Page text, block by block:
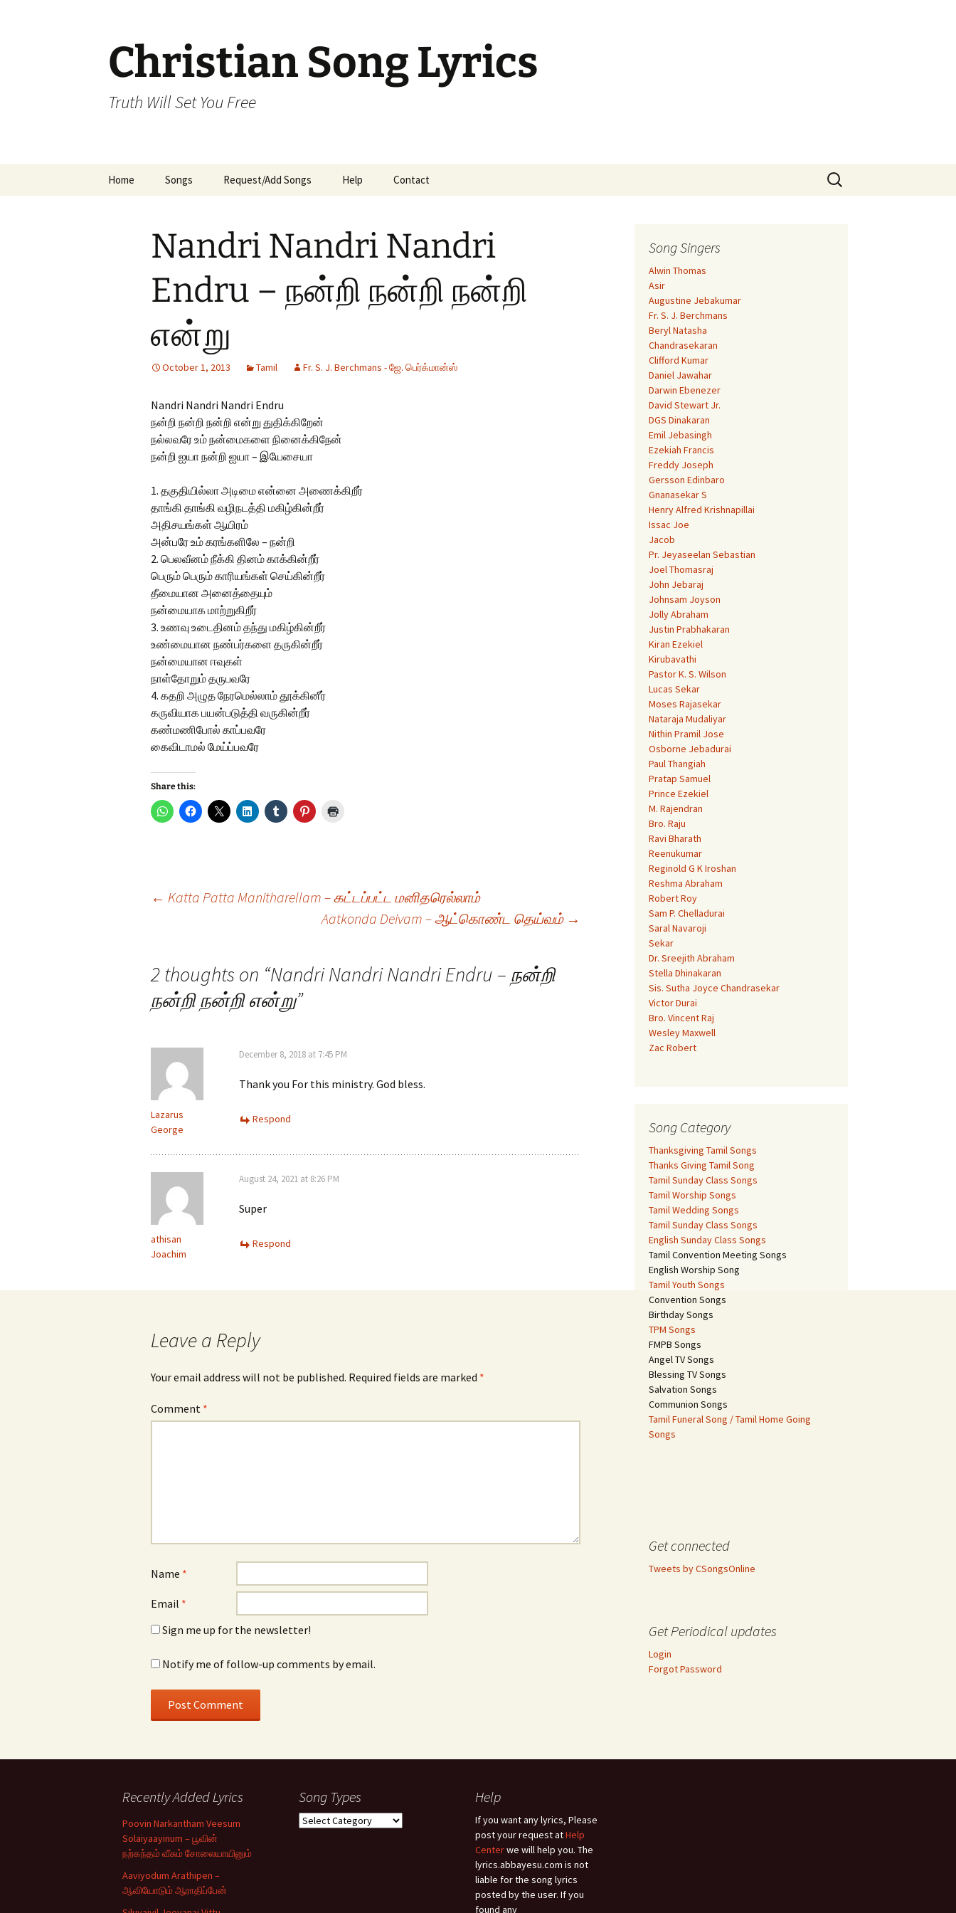
Christian Song Lyrics
Truth Will Set You Free
Home Songs
Malayalam Songs
Kannada Songs
Hindi Songs
English Songs English Sunday Class
Request/Add Songs Help Contact
Search
for:
Nandri Nandri Nandri
Endru – நன்றி நன்றி நன்றி
என்று
October 1, 2013 Tamil Fr. S. J. Berchmans - ஜே. பெர்க்மான்ஸ்
Nandri Nandri Nandri Endru
நன்றி நன்றி நன்றி என்று துதிக்கிறேன்
நல்லவரே உம் நன்மைகளை நினைக்கிநேன்
நன்றி ஐயா நன்றி ஐயா – இயேசையா
1. தகுதியில்லா அடிமை என்னை அணைக்கிறீர்
தாங்கி தாங்கி வழிநடத்தி மகிழ்கின்றீர்
அதிசயங்கள் ஆயிரம்
அன்பரே உம் கரங்களிலே – நன்றி
2. பெலவீனம் நீக்கி தினம் காக்கின்றீர்
பெரும் பெரும் காரியங்கள் செய்கின்றீர்
தீமையான அனைத்தையும்
நன்மையாக மாற்றுகிறீர்
3. உணவு உடைதினம் தந்து மகிழ்கின்றீர்
உண்மையான நண்பர்களை தருகின்றீர்
நன்மையான ஈவுகள்
நாள்தோறும் தருபவரே
4. கதறி அழுத நேரமெல்லாம் தூக்கினீர்
கருவியாக பயன்படுத்தி வருகின்றீர்
கண்மணிபோல் காப்பவரே
கைவிடாமல் மேய்ப்பவரே
Share this:
← Katta Patta Manitharellam – கட்டப்பட்ட மனிதரெல்லாம்
Aatkonda Deivam – ஆட்கொண்ட தெய்வம் →
2 thoughts on “Nandri Nandri Nandri Endru – நன்றி
நன்றி நன்றி என்று”
Lazarus
George
December 8, 2018 at 7:45 PM
Thank you For this ministry. God bless.
Respond
athisan
Joachim
August 24, 2021 at 8:26 PM
Super
Respond
Leave a Reply
Your email address will not be published. Required fields are marked *
Comment *
Name *
Email *
Sign me up for the newsletter!
Notify me of follow-up comments by email.
Song Singers
Alwin Thomas
Asir
Augustine Jebakumar
Fr. S. J. Berchmans
Beryl Natasha
Chandrasekaran
Clifford Kumar
Daniel Jawahar
Darwin Ebenezer
David Stewart Jr.
DGS Dinakaran
Emil Jebasingh
Ezekiah Francis
Freddy Joseph
Gersson Edinbaro
Gnanasekar S
Henry Alfred Krishnapillai
Issac Joe
Jacob
Pr. Jeyaseelan Sebastian
Joel Thomasraj
John Jebaraj
Johnsam Joyson
Jolly Abraham
Justin Prabhakaran
Kiran Ezekiel
Kirubavathi
Pastor K. S. Wilson
Lucas Sekar
Moses Rajasekar
Nataraja Mudaliyar
Nithin Pramil Jose
Osborne Jebadurai
Paul Thangiah
Pratap Samuel
Prince Ezekiel
M. Rajendran
Bro. Raju
Ravi Bharath
Reenukumar
Reginold G K Iroshan
Reshma Abraham
Robert Roy
Sam P. Chelladurai
Saral Navaroji
Sekar
Dr. Sreejith Abraham
Stella Dhinakaran
Sis. Sutha Joyce Chandrasekar
Victor Durai
Bro. Vincent Raj
Wesley Maxwell
Zac Robert
Song Category
Thanksgiving Tamil Songs
Thanks Giving Tamil Song
Tamil Sunday Class Songs
Tamil Worship Songs
Tamil Wedding Songs
Tamil Sunday Class Songs
English Sunday Class Songs
Tamil Convention Meeting Songs
English Worship Song
Tamil Youth Songs
Convention Songs
Birthday Songs
TPM Songs
FMPB Songs
Angel TV Songs
Blessing TV Songs
Salvation Songs
Communion Songs
Tamil Funeral Song / Tamil Home Going
Songs
Get connected
Tweets by CSongsOnline
Get Periodical updates
Login
Forgot Password
Recently Added Lyrics
Poovin Narkantham Veesum
Solaiyaayinum – பூவின்
நற்கந்தம் வீசும் சோலையாயினும்
Aaviyodum Arathipen –
ஆவியோடும் ஆராதிப்பேன்
Song Types
Song
Help
If you want any lyrics, Please
post your request atHelp
Centerwe will help you. The
lyrics.abbayesu.com is not
liable for the song lyrics
posted by the user. If you
found any